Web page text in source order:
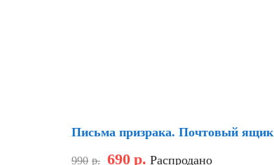
Письма призрака. Почтовый ящик
990 р. 690 р. Распродано